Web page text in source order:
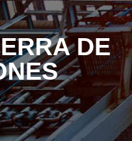
DE